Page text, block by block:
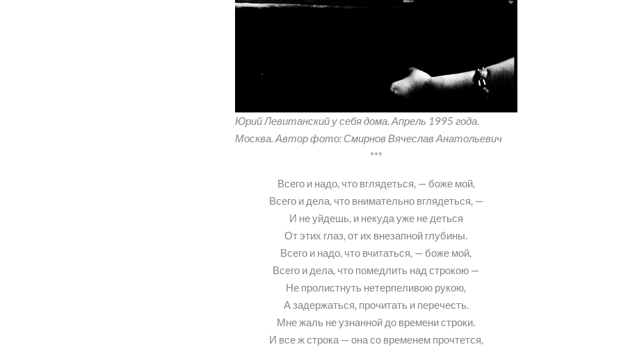
Юрий Левитанский у себя дома. Апрель 1995 года.
Москва. Автор фото: Смирнов Вячеслав Анатольевич
***
Всего и надо, что вглядеться, — боже мой,
Всего и дела, что внимательно вглядеться, —
И не уйдешь, и некуда уже не деться
От этих глаз, от их внезапной глубины.
Всего и надо, что вчитаться, — боже мой,
Всего и дела, что помедлить над строкою —
Не пролистнуть нетерпеливою рукою,
А задержаться, прочитать и перечесть.
Мне жаль не узнанной до времени строки.
И все ж строка — она со временем прочтется,